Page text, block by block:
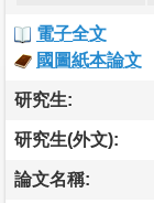
電子全文
國圖紙本論文
研究生:
研究生(外文):
論文名稱: